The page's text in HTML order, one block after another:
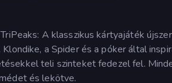
A klasszikus kártyajáték
a Spider és a póker által
teli szinteket fedezel fel.
és lekötve.